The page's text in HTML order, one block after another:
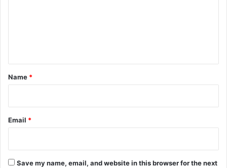
*
Name *
Email *
Save my name, email, and website in this browser for the next